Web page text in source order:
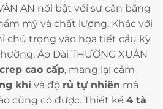
AN nổi bật với sự cân bằng
mỹ và chất lượng. Khác với
chú trọng vào họa tiết cầu kỳ
Áo Dài THƯỜNG XUÂN
cao cấp, mang lại cảm
khívà độ rủ tự nhiên mà
cũng có được. Thiết kế 4 tà